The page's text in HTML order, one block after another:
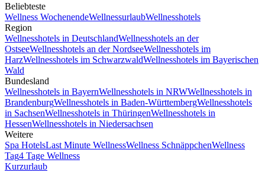
Beliebteste
Wellness WochenendeWellnessurlaubWellnesshotels
Region
Wellnesshotels in DeutschlandWellnesshotels an der
OstseeWellnesshotels an der NordseeWellnesshotels im
HarzWellnesshotels im SchwarzwaldWellnesshotels im Bayerischen
Wald
Bundesland
Wellnesshotels in BayernWellnesshotels in NRWWellnesshotels in
BrandenburgWellnesshotels in Baden-WürttembergWellnesshotels
in SachsenWellnesshotels in ThüringenWellnesshotels in
HessenWellnesshotels in Niedersachsen
Weitere
Spa HotelsLast Minute WellnessWellness SchnäppchenWellness
Tag4 Tage Wellness
Kurzurlaub